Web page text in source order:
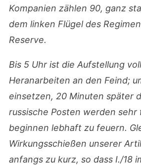
Kompanien zählen 90, ganz
dem linken Flügel des
Reserve.
Bis 5 Uhr ist die Aufstellung
Heranarbeiten an den Feind;
einsetzen, 20 Minuten später
russische Posten werden
beginnen lebhaft zu feuern.
Wirkungsschießen unserer
anfangs zu kurz, so dass I./18